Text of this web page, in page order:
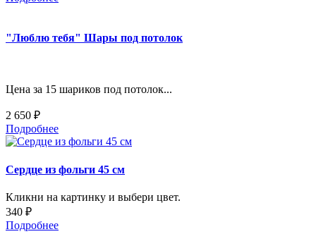
"Люблю тебя" Шары под потолок
Цена за 15 шариков под потолок...
2 650 ₽
Подробнее
Сердце из фольги 45 см
Кликни на картинку и выбери цвет.
340 ₽
Подробнее